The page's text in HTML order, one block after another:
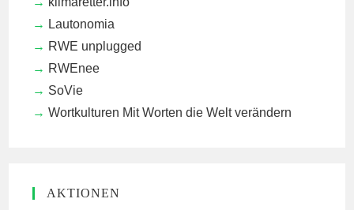
Lautonomia
RWE unplugged
RWEnee
SoVie
Wortkulturen Mit Worten die Welt verändern
AKTIONEN